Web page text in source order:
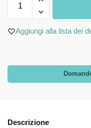
Aggiungi alla lista dei
Descrizione